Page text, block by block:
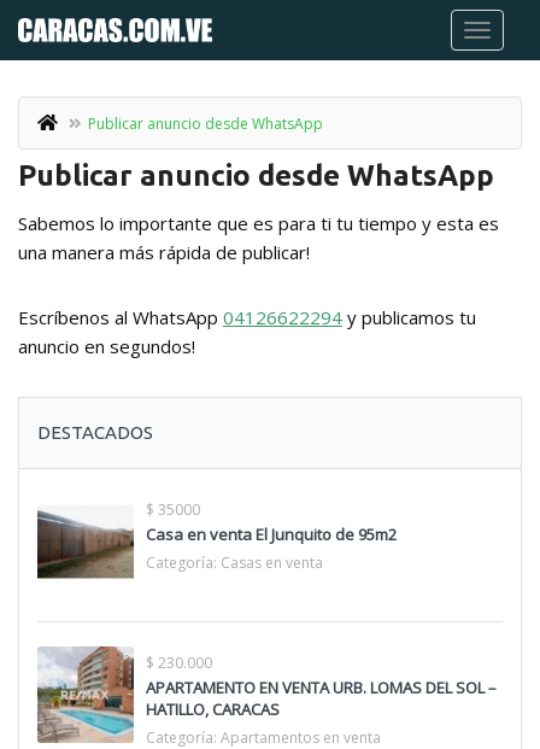
Publicar anuncio desde WhatsApp
Publicar anuncio desde WhatsApp
Sabemos lo importante que es para ti tu tiempo y esta es
una manera más rápida de publicar!
Escríbenos al WhatsApp 04126622294 y publicamos tu
anuncio en segundos!
DESTACADOS
$ 35000
Casa en venta El Junquito de 95m2
Categoría: Casas en venta
$ 230.000
APARTAMENTO EN VENTA URB. LOMAS DEL SOL –
HATILLO, CARACAS
Categoría: Apartamentos en venta